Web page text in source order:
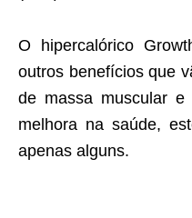
O hipercalórico
outros benefícios que
de massa muscular e
melhora na saúde,
apenas alguns.